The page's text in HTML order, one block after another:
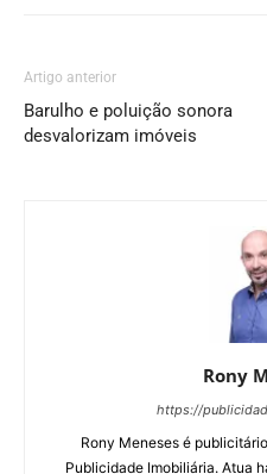
Artigo anterior
Barulho e poluição sonora
desvalorizam imóveis
Rony
https://
Rony Meneses é
Publicidade Imobiliária. Atua